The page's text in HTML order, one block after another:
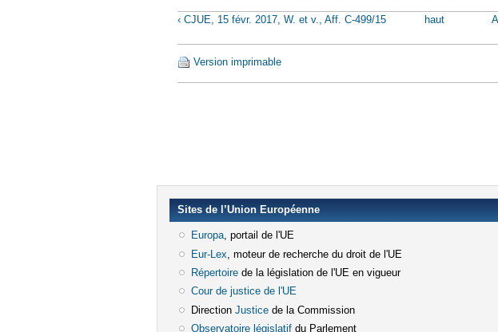
‹ CJUE, 15 févr. 2017, W. et v., Aff. C-499/15 haut
Version imprimable
Sites de l’Union Européenne
Europa(le lien est externe)
, portail de l'UE
Eur-Lex (le lien est externe)
, moteur de recherche du droit de l'UE
Répertoire(le lien est externe)
de la législation de l'UE en vigueur
Cour de justice de l'UE(le lien est externe)
Direction Justice(le lien est externe)
de la Commission
Observatoire législatif(le lien est externe)
du Parlement